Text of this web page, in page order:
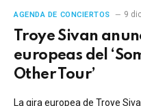
AGENDA DE CONCIERTOS 9
Troye Sivan
europeas del
Other Tour’
La gira europea de Troye